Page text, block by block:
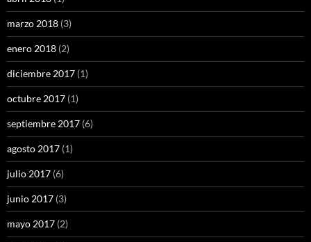
marzo 2018 (3)
enero 2018 (2)
diciembre 2017 (1)
octubre 2017 (1)
septiembre 2017 (6)
agosto 2017 (1)
julio 2017 (6)
junio 2017 (3)
mayo 2017 (2)